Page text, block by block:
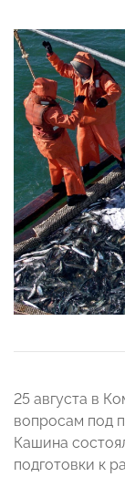
25 августа в
вопросам под
Кашина
подготовки к